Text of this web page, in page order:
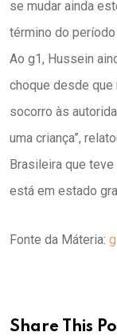
se mudar ainda
término do
Ao g1, Hussein
choque desde que
socorro às
uma criança”,
Brasileira que
está em estado
Fonte da Máteria:
Share This